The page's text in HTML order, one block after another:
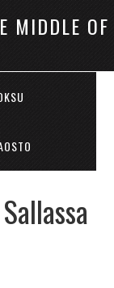
MIDDLE OF